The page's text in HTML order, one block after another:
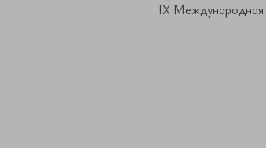
IX Международная